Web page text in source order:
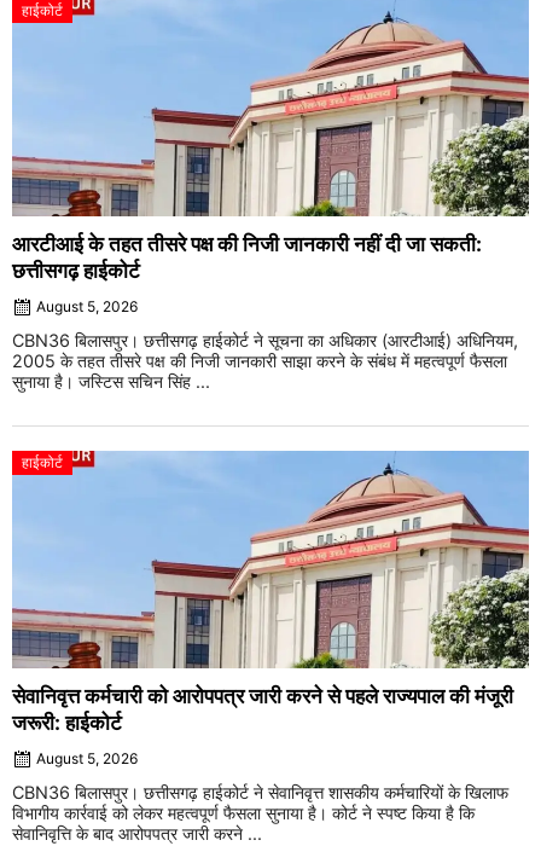
हाईकोर्ट
आरटीआई के तहत तीसरे पक्ष की निजी जानकारी नहीं दी जा सकती:
छत्तीसगढ़ हाईकोर्ट
August 5, 2026
CBN36 बिलासपुर। छत्तीसगढ़ हाईकोर्ट ने सूचना का अधिकार (आरटीआई) अधिनियम,
2005 के तहत तीसरे पक्ष की निजी जानकारी साझा करने के संबंध में महत्वपूर्ण फैसला
सुनाया है। जस्टिस सचिन सिंह ...
हाईकोर्ट
सेवानिवृत्त कर्मचारी को आरोपपत्र जारी करने से पहले राज्यपाल की मंजूरी
जरूरी: हाईकोर्ट
August 5, 2026
CBN36 बिलासपुर। छत्तीसगढ़ हाईकोर्ट ने सेवानिवृत्त शासकीय कर्मचारियों के खिलाफ
विभागीय कार्रवाई को लेकर महत्वपूर्ण फैसला सुनाया है। कोर्ट ने स्पष्ट किया है कि
सेवानिवृत्ति के बाद आरोपपत्र जारी करने ...